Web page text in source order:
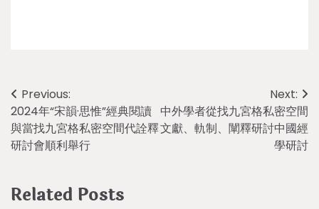
Post
navigation
Previous:
2024年“宋韻·思惟”經典閱讀
與當找九宮格私密空間代詮釋
研討會順利舉行
Next:
中外學者從找九宮格私密空間
文獻、軌制、闡釋研討中國經
學研討
Related Posts